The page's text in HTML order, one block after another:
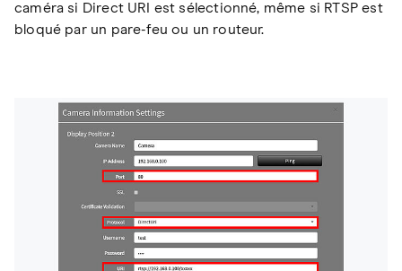
caméra si Direct URI est sélectionné, même si RTSP est
bloqué par un pare-feu ou un routeur.